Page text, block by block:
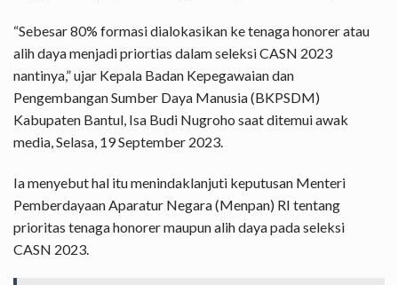
“Sebesar 80% formasi dialokasikan ke tenaga honorer atau
alih daya menjadi priortias dalam seleksi CASN 2023
nantinya,” ujar Kepala Badan Kepegawaian dan
Pengembangan Sumber Daya Manusia (BKPSDM)
Kabupaten Bantul, Isa Budi Nugroho saat ditemui awak
media, Selasa, 19 September 2023.
Ia menyebut hal itu menindaklanjuti keputusan Menteri
Pemberdayaan Aparatur Negara (Menpan) RI tentang
prioritas tenaga honorer maupun alih daya pada seleksi
CASN 2023.